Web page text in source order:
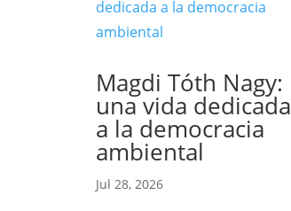
Magdi Tóth Nagy:
una vida dedicada
a la democracia
ambiental
Jul 28, 2026